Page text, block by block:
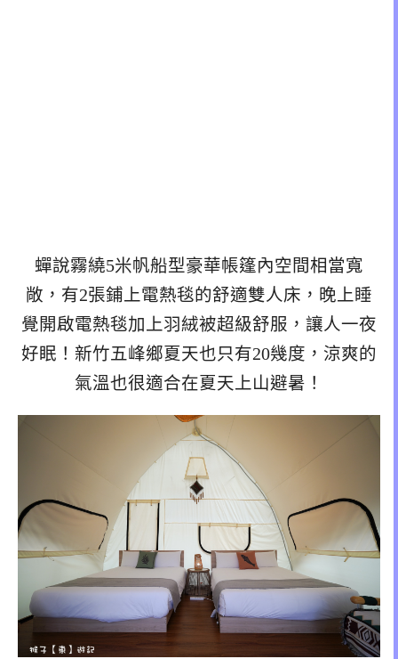
蟬說霧繞5米帆船型豪華帳篷內空間相當寬
敞，有2張鋪上電熱毯的舒適雙人床，晚上睡
覺開啟電熱毯加上羽絨被超級舒服，讓人一夜
好眠！新竹五峰鄉夏天也只有20幾度，涼爽的
氣溫也很適合在夏天上山避暑！